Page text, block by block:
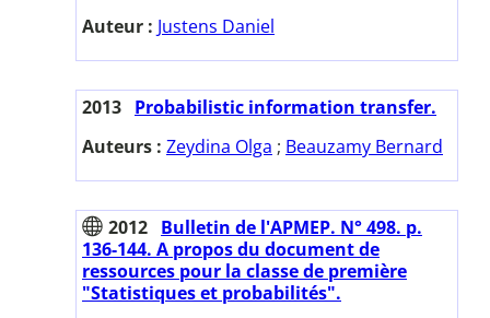
Auteur : Justens Daniel
2013 Probabilistic information transfer.
Auteurs : Zeydina Olga ; Beauzamy Bernard
2012 Bulletin de l'APMEP. N° 498. p.
136-144. A propos du document de
ressources pour la classe de première
"Statistiques et probabilités".